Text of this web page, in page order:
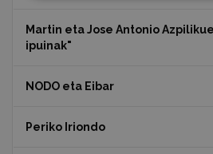
Martin eta Jose Antonio
ipuinak"
NODO eta Eibar
Periko Iriondo